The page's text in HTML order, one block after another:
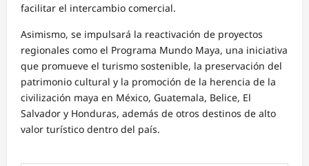
facilitar el intercambio comercial.
Asimismo, se impulsará la reactivación de proyectos
regionales como el Programa Mundo Maya, una iniciativa
que promueve el turismo sostenible, la preservación del
patrimonio cultural y la promoción de la herencia de la
civilización maya en México, Guatemala, Belice, El
Salvador y Honduras, además de otros destinos de alto
valor turístico dentro del país.